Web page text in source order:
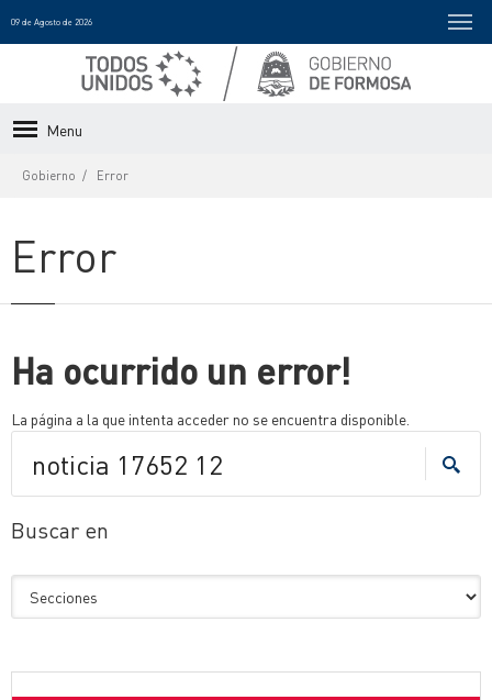
09 de Agosto de 2026
Menu
Gobierno Error
Error
Ha ocurrido un error!
La página a la que intenta acceder no se encuentra disponible.
Buscar en